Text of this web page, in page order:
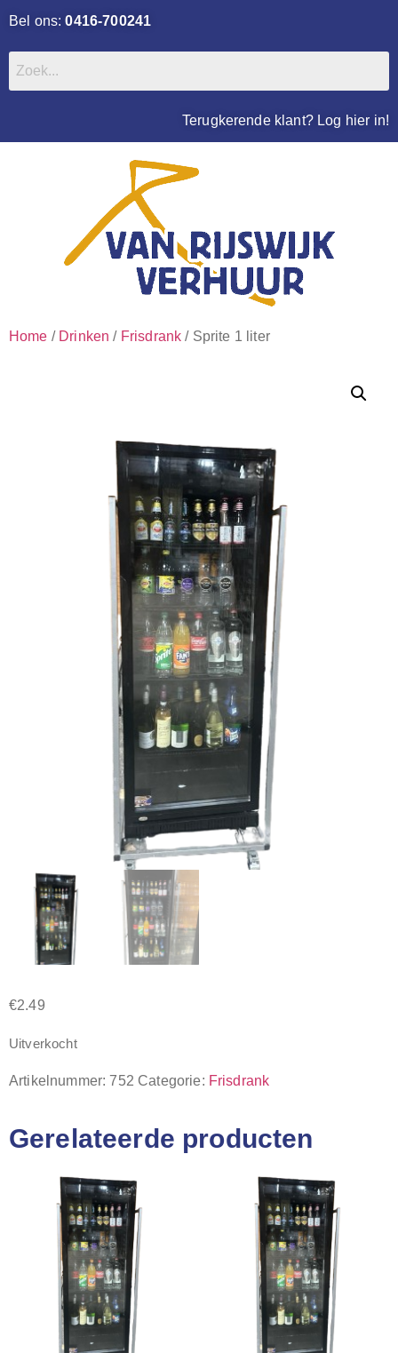
Bel ons:0416-700241
Terugkerende klant? Log hier in!
Home / Drinken / Frisdrank / Sprite 1 liter
€2.49
Uitverkocht
Artikelnummer:752 Categorie: Frisdrank
Gerelateerde producten